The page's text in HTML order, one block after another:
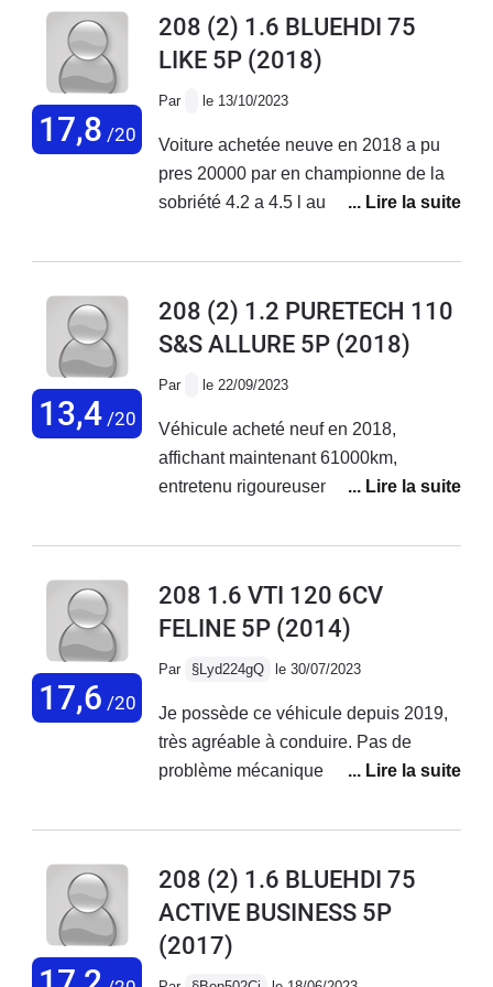
euros de réparations voiture non
réparée reprise par une garage
17,8 /20
208 (2) 1.6 BLUEHDI 75
LIKE 5P (2018)
Par le 13/10/2023
Voiture achetée neuve en 2018 a pu
pres 20000 par en championne de la
sobriété 4.2 a 4.5 l au 100km pas de
probleme
13,4/20
208 (2) 1.2 PURETECH 110
S&S ALLURE 5P (2018)
Par le 22/09/2023
Véhicule acheté neuf en 2018,
affichant maintenant 61000km,
entretenu rigoureusement dans le
confortable, agréable à conduire mais
17,6 /20
208 1.6 VTI 120 6CV
FELINE 5P (2014)
Par §Lyd224gQ le 30/07/2023
Je possède ce véhicule depuis 2019,
très agréable à conduire. Pas de
problème mécanique rencontré, seule
qui m'a quand même coûté 800€.
mais je déconseille aux usagers qui
empruntent régulièrement l'autoroute il
manque vraiment une 6ème vitesse,
208 (2) 1.6 BLUEHDI 75
ACTIVE BUSINESS 5P
(2017)